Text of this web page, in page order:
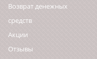
Возврат денежных
средств
Акции
Отзывы